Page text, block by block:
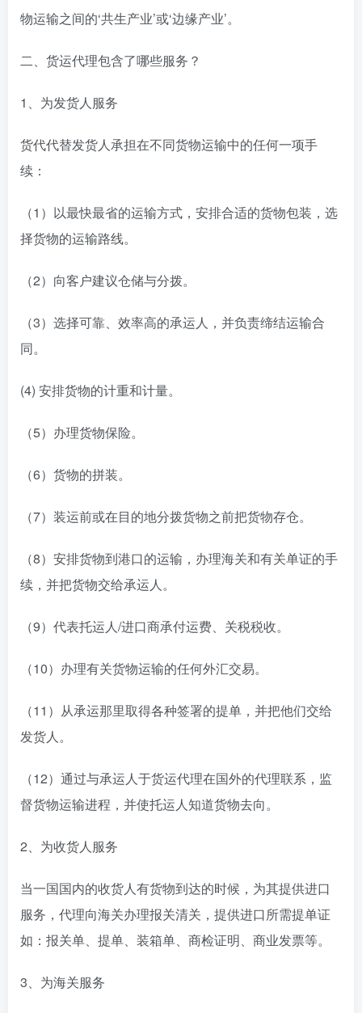
物运输之间的‘共生产业’或‘边缘产业’。
二、货运代理包含了哪些服务？
1、为发货人服务
货代代替发货人承担在不同货物运输中的任何一项手
续：
（1）以最快最省的运输方式，安排合适的货物包装，选
择货物的运输路线。
（2）向客户建议仓储与分拨。
（3）选择可靠、效率高的承运人，并负责缔结运输合
同。
(4) 安排货物的计重和计量。
（5）办理货物保险。
（6）货物的拼装。
（7）装运前或在目的地分拨货物之前把货物存仓。
（8）安排货物到港口的运输，办理海关和有关单证的手
续，并把货物交给承运人。
（9）代表托运人/进口商承付运费、关税税收。
（10）办理有关货物运输的任何外汇交易。
（11）从承运那里取得各种签署的提单，并把他们交给
发货人。
（12）通过与承运人于货运代理在国外的代理联系，监
督货物运输进程，并使托运人知道货物去向。
2、为收货人服务
当一国国内的收货人有货物到达的时候，为其提供进口
服务，代理向海关办理报关清关，提供进口所需提单证
如：报关单、提单、装箱单、商检证明、商业发票等。
3、为海关服务